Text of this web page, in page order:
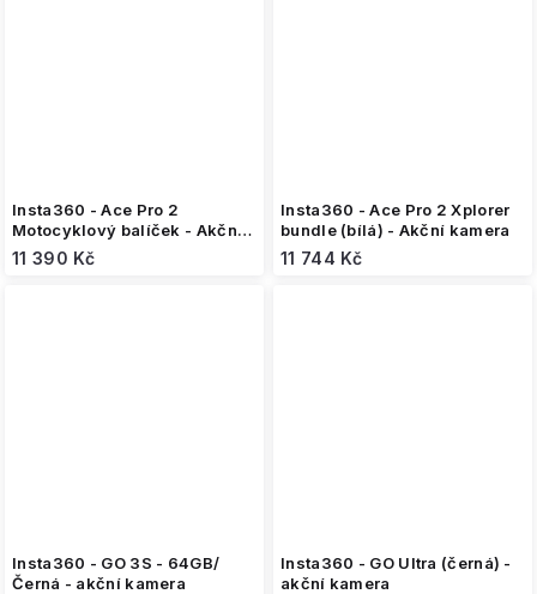
Insta360 - Ace Pro 2
Motocyklový balíček - Akční
kamera
11 390 Kč
Insta360 - Ace Pro 2 Xplorer
bundle (bílá) - Akční kamera
11 744 Kč
Insta360 - GO 3S - 64GB/
Černá - akční kamera
Insta360 - GO Ultra (černá) -
akční kamera